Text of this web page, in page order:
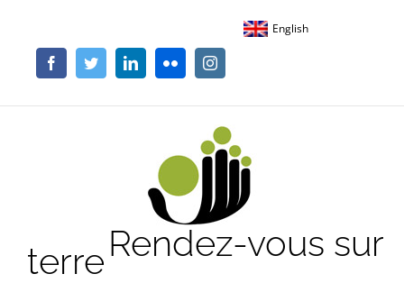
contenu
English
FacebookTwitterLinkedInFlickr Instagram
Rendez-vous sur
terre